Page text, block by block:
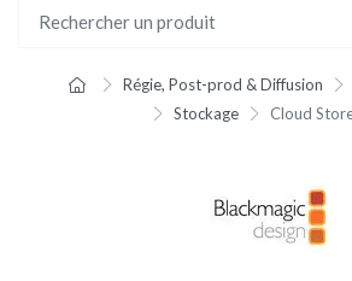
Régie, Post-prod & Diffusion
Stockage
Cloud